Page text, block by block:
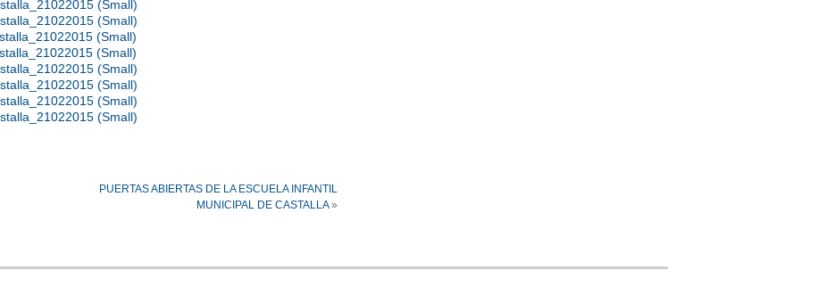
PUERTAS ABIERTAS DE LA ESCUELA INFANTIL
MUNICIPAL DE CASTALLA»